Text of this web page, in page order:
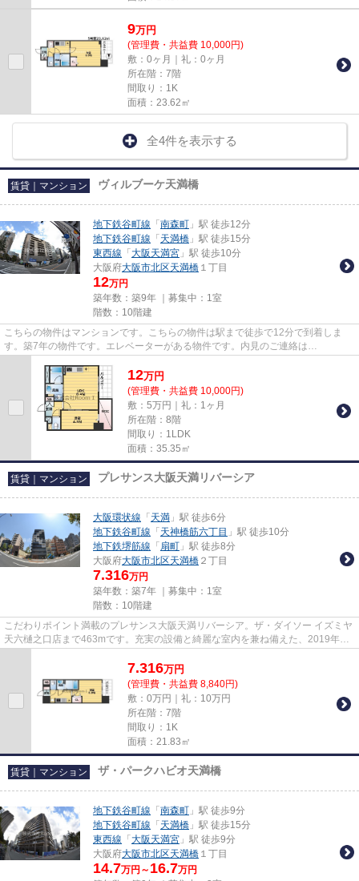
9万円
(管理費・共益費 10,000円)
敷：0ヶ月｜礼：0ヶ月
所在階：7階
間取り：1K
面積：23.62㎡
全4件を表示する
賃貸｜マンション ヴィルブーケ天満橋
地下鉄谷町線 「 南森町 」駅 徒歩12分
地下鉄谷町線 「 天満橋 」駅 徒歩15分
東西線 「 大阪天満宮 」駅 徒歩10分
大阪府大阪市北区天満橋 １丁目
12万円
築年数：築9年 ｜募集中： 1室
階数：10階建
こちらの物件はマンションです。こちらの物件は駅まで徒歩で12分で到着しま
す。築7年の物件です。エレベーターがある物件です。内見のご連絡は
12万円
(管理費・共益費 10,000円)
敷：5万円｜礼：1ヶ月
所在階：8階
間取り：1LDK
面積：35.35㎡
賃貸｜マンション プレサンス大阪天満リバーシア
大阪環状線 「 天満 」駅 徒歩6分
地下鉄谷町線 「 天神橋筋六丁目 」駅 徒歩10分
地下鉄堺筋線 「 扇町 」駅 徒歩8分
大阪府大阪市北区天満橋 ２丁目
7.316万円
築年数：築7年 ｜募集中： 1室
階数：10階建
こだわりポイント満載のプレサンス大阪天満リバーシア。ザ・ダイソー イズミヤ
天六樋之口店まで463mです。充実の設備と綺麗な室内を兼ね備えた、2019年築
7.316万円
(管理費・共益費 8,840円)
敷：0万円｜礼：10万円
所在階：7階
間取り：1K
面積：21.83㎡
賃貸｜マンション ザ・パークハビオ天満橋
地下鉄谷町線 「 南森町 」駅 徒歩9分
地下鉄谷町線 「 天満橋 」駅 徒歩15分
東西線 「 大阪天満宮 」駅 徒歩9分
大阪府大阪市北区天満橋 １丁目
14.7万円～ 16.7万円